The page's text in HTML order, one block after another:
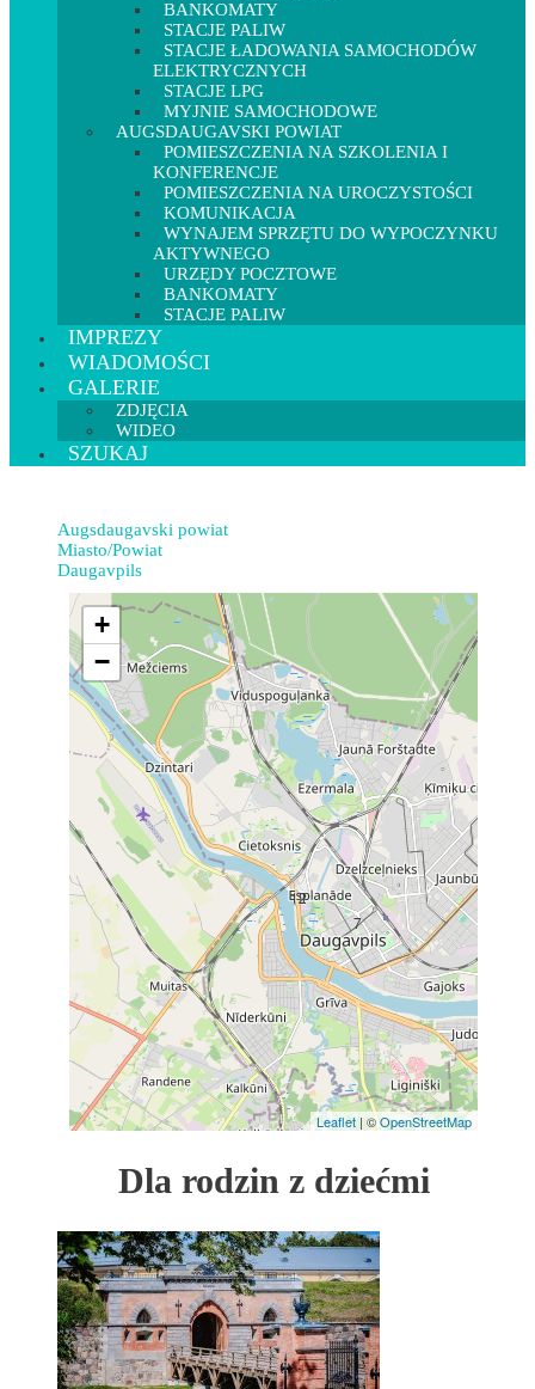
BANKOMATY
STACJE PALIW
STACJE ŁADOWANIA SAMOCHODÓW
ELEKTRYCZNYCH
STACJE LPG
MYJNIE SAMOCHODOWE
AUGSDAUGAVSKI POWIAT
POMIESZCZENIA NA SZKOLENIA I
KONFERENCJE
POMIESZCZENIA NA UROCZYSTOŚCI
KOMUNIKACJA
WYNAJEM SPRZĘTU DO WYPOCZYNKU
AKTYWNEGO
URZĘDY POCZTOWE
BANKOMATY
STACJE PALIW
IMPREZY
WIADOMOŚCI
GALERIE
ZDJĘCIA
WIDEO
SZUKAJ
Augsdaugavski powiat
Miasto/Powiat
Daugavpils
7
12
+
−
Leaflet| ©OpenStreetMap
Dla rodzin z dziećmi